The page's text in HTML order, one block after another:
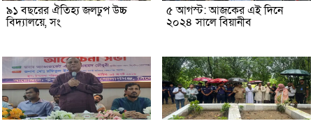
৯১ বছরের ঐতিহ্য জলঢুপ উচ্চ
বিদ্যালয়ে, সং
৫ আগস্ট: আজকের এই দিনে
২০২৪ সালে বিয়ানীব